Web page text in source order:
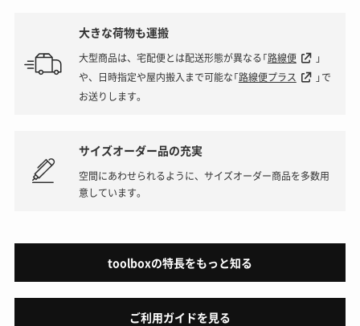
大きな荷物も運搬
大型商品は、宅配便とは配送形態が異なる「路線便
」
や、日時指定や屋内搬入まで可能な「路線便プラス
」で
お送りします。
サイズオーダー品の充実
空間にあわせられるように、サイズオーダー商品を多数用
意しています。
toolboxの特長をもっと知る
ご利用ガイドを見る